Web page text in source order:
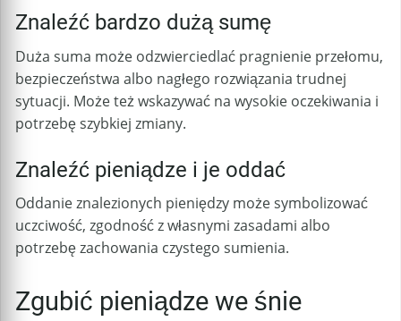
Znaleźć bardzo dużą sumę
Duża suma może odzwierciedlać pragnienie przełomu,
bezpieczeństwa albo nagłego rozwiązania trudnej
sytuacji. Może też wskazywać na wysokie oczekiwania i
potrzebę szybkiej zmiany.
Znaleźć pieniądze i je oddać
Oddanie znalezionych pieniędzy może symbolizować
uczciwość, zgodność z własnymi zasadami albo
potrzebę zachowania czystego sumienia.
Zgubić pieniądze we śnie